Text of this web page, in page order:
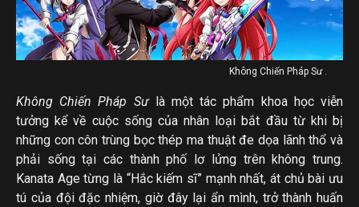
Không Chiến Pháp Sư .
Không Chiến Pháp Sưlà một tác phẩm khoa học viễn
tưởng kể về cuộc sống của nhân loại bắt đầu từ khi bị
những con côn trùng bọc thép ma thuật đe dọa lãnh thổ và
phải sống tại các thành phố lơ lửng trên không trung.
Kanata Age từng là “Hắc kiếm sĩ” mạnh nhất, át chủ bài ưu
tú của đội đặc nhiệm, giờ đây lại ẩn mình, trở thành huấn